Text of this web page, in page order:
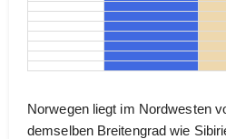
Norwegen liegt im Nordwesten
demselben Breitengrad wie